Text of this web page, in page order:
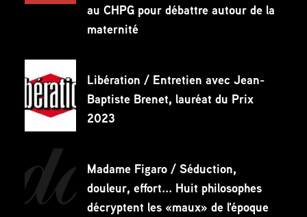
au CHPG pour débattre autour de la
maternité
Libération / Entretien avec Jean-
Baptiste Brenet, lauréat du Prix
2023
Madame Figaro / Séduction,
douleur, effort... Huit philosophes
décryptent les «maux» de l'époque